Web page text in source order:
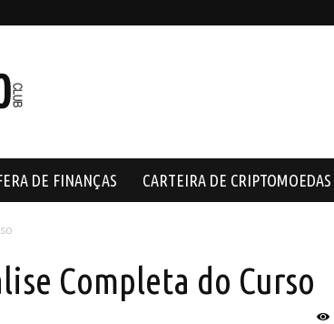
DE FINANÇAS CARTEIRA DE CRIPTOMOEDAS
Completa do Curso